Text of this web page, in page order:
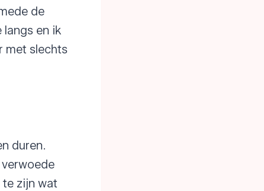
de
langs en ik
met slechts
duren.
zijn wat